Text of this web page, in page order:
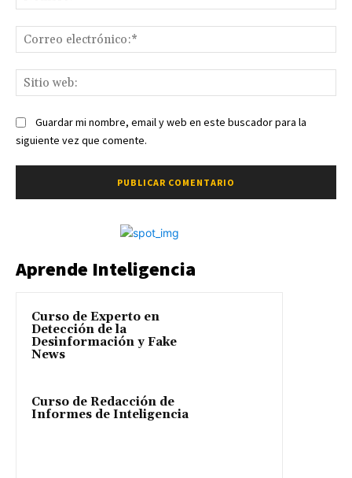
Guardar mi nombre, email y web en este buscador para la
siguiente vez que comente.
Aprende Inteligencia
Curso de Experto en
Detección de la
Desinformación y Fake
News
Curso de Redacción de
Informes de Inteligencia